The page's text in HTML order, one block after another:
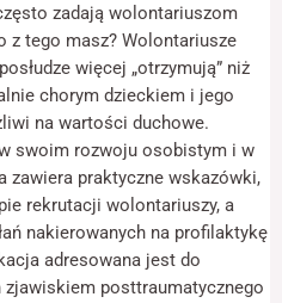
zadają wolontariuszom
z tego masz? Wolontariusze
więcej „otrzymują” niż
chorym dzieckiem i jego
na wartości duchowe.
swoim rozwoju osobistym i w
zawiera praktyczne wskazówki,
rekrutacji wolontariuszy, a
nakierowanych na profilaktykę
adresowana jest do
posttraumatycznego
podczas
odwiedzania naszej
szansę na
zobaczenie
spersonalizowanych
treści i ofert.